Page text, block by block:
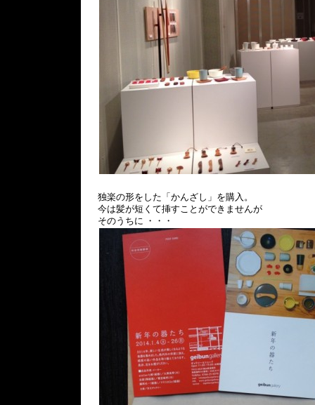
独楽の形をした「かんざし」を購入。
今は髪が短くて挿すことができませんが
そのうちに ・・・